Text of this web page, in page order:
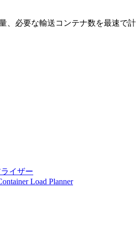
、必要な輸送コンテナ数を最速で計
イザー
Load Planner